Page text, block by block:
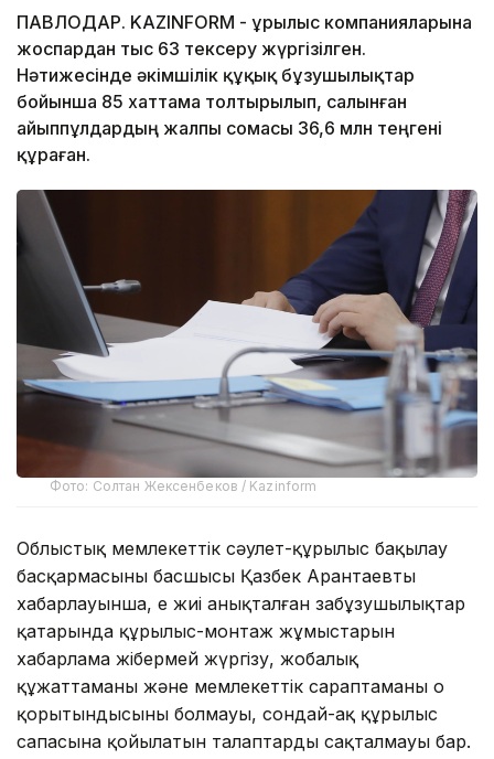
ПАВЛОДАР. KAZINFORM - Құрылыс компанияларына
жоспардан тыс 63 тексеру жүргізілген.
Нәтижесінде әкімшілік құқық бұзушылықтар
бойынша 85 хаттама толтырылып, салынған
айыппұлдардың жалпы сомасы 36,6 млн теңгені
құраған.
Фото: Солтан Жексенбеков / Kazinform
Облыстық мемлекеттік сәулет-құрылыс бақылау
басқармасының басшысы Қазбек Арантаевтың
хабарлауынша, ең жиі анықталған заңбұзушылықтар
қатарында құрылыс-монтаж жұмыстарын
хабарлама жібермей жүргізу, жобалық
құжаттаманың және мемлекеттік сараптаманың оң
қорытындысының болмауы, сондай-ақ құрылыс
сапасына қойылатын талаптардың сақталмауы бар.